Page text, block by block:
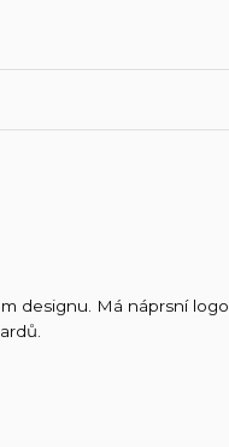
designu. Má náprsní logo,